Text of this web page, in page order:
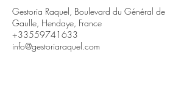
Gestoria Raquel, Boulevard du Général de
Gaulle, Hendaye, France
+33559741633
info@gestoriaraquel.com